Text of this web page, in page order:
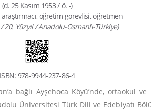
(d. 25 Kasım 1953 / ö. -)
öğretim görevlisi, öğretmen
20. Yüzyıl / Anadolu-Osmanlı-Türkiye)
ISBN: 978-9944-237-86-4
bağlı Ayşehoca Köyü’nde, ortaokul
Üniversitesi Türk Dili ve Edebiyatı